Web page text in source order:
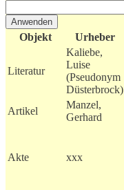
Objekt Urheber
Literatur
Kaliebe,
Luise
(Pseudonym
Düsterbrock)
Artikel
Manzel,
Gerhard
Akte xxx